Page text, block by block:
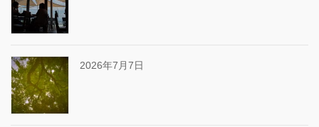
2026年7月7日